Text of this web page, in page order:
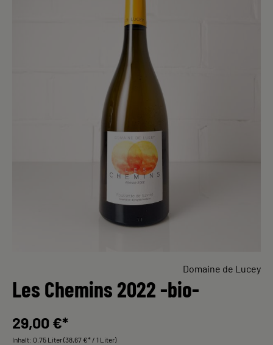
Domaine de Lucey
Les Chemins 2022 -bio-
29,00 €*
Inhalt: 0.75 Liter(38,67 €* / 1 Liter)